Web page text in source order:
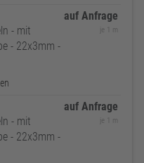
- mit
- 22x3mm -
auf Anfrage
je 1 m
- mit
- 22x3mm -
auf Anfrage
je 1 m